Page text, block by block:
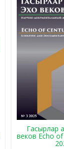
Гасырлар
веков Echo